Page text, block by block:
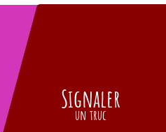
Signaler
un truc